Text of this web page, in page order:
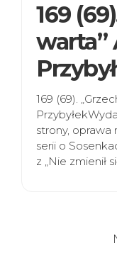
169
warta”
169 (69).
strony, oprawa
serii o
z „Nie zmienił